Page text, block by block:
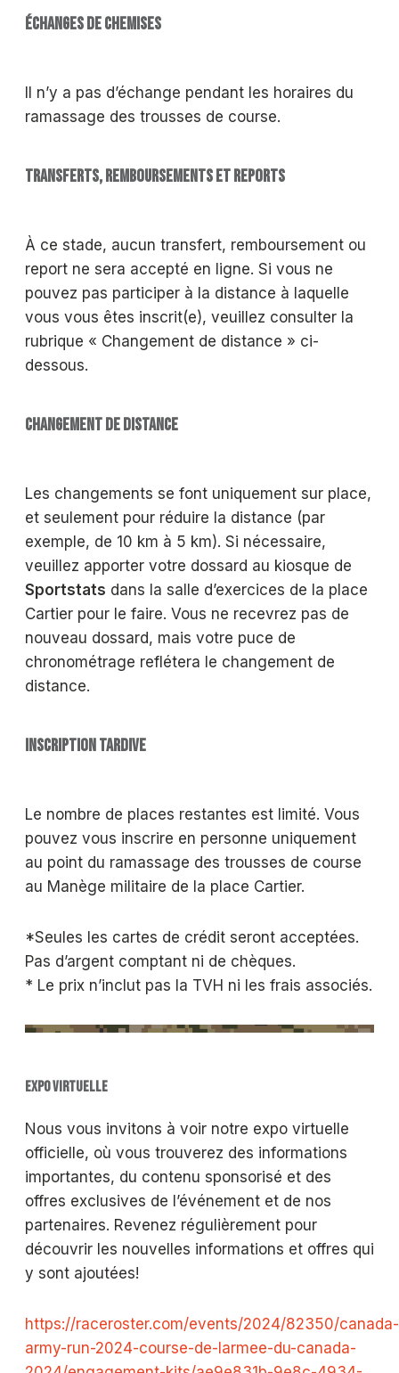
ÉCHANGES DE CHEMISES
Il n’y a pas d’échange pendant les horaires du
ramassage des trousses de course.
TRANSFERTS, REMBOURSEMENTS ET REPORTS
À ce stade, aucun transfert, remboursement ou
report ne sera accepté en ligne. Si vous ne
pouvez pas participer à la distance à laquelle
vous vous êtes inscrit(e), veuillez consulter la
rubrique « Changement de distance » ci-
dessous.
CHANGEMENT DE DISTANCE
Les changements se font uniquement sur place,
et seulement pour réduire la distance (par
exemple, de 10 km à 5 km). Si nécessaire,
veuillez apporter votre dossard au kiosque de
Sportstats dans la salle d’exercices de la place
Cartier pour le faire. Vous ne recevrez pas de
nouveau dossard, mais votre puce de
chronométrage reflétera le changement de
distance.
INSCRIPTION TARDIVE
Le nombre de places restantes est limité. Vous
pouvez vous inscrire en personne uniquement
au point du ramassage des trousses de course
au Manège militaire de la place Cartier.
*Seules les cartes de crédit seront acceptées.
Pas d’argent comptant ni de chèques.
* Le prix n’inclut pas la TVH ni les frais associés.
EXPO VIRTUELLE
Nous vous invitons à voir notre expo virtuelle
officielle, où vous trouverez des informations
importantes, du contenu sponsorisé et des
offres exclusives de l’événement et de nos
partenaires. Revenez régulièrement pour
découvrir les nouvelles informations et offres qui
y sont ajoutées!
https://raceroster.com/events/2024/82350/canada-
army-run-2024-course-de-larmee-du-canada-